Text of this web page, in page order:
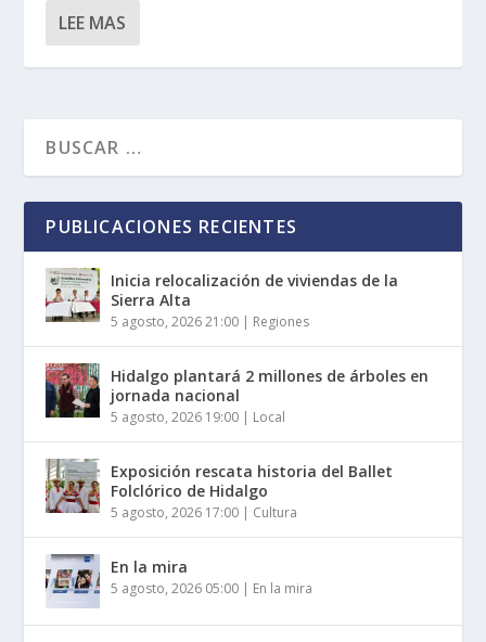
LEE MAS
PUBLICACIONES RECIENTES
Inicia relocalización de viviendas de la
Sierra Alta
5 agosto, 2026 21:00 | Regiones
Hidalgo plantará 2 millones de árboles en
jornada nacional
5 agosto, 2026 19:00 | Local
Exposición rescata historia del Ballet
Folclórico de Hidalgo
5 agosto, 2026 17:00 | Cultura
En la mira
5 agosto, 2026 05:00 | En la mira